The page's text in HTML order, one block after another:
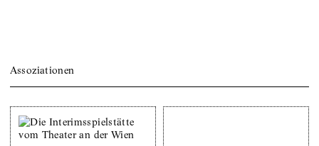
Assoziationen